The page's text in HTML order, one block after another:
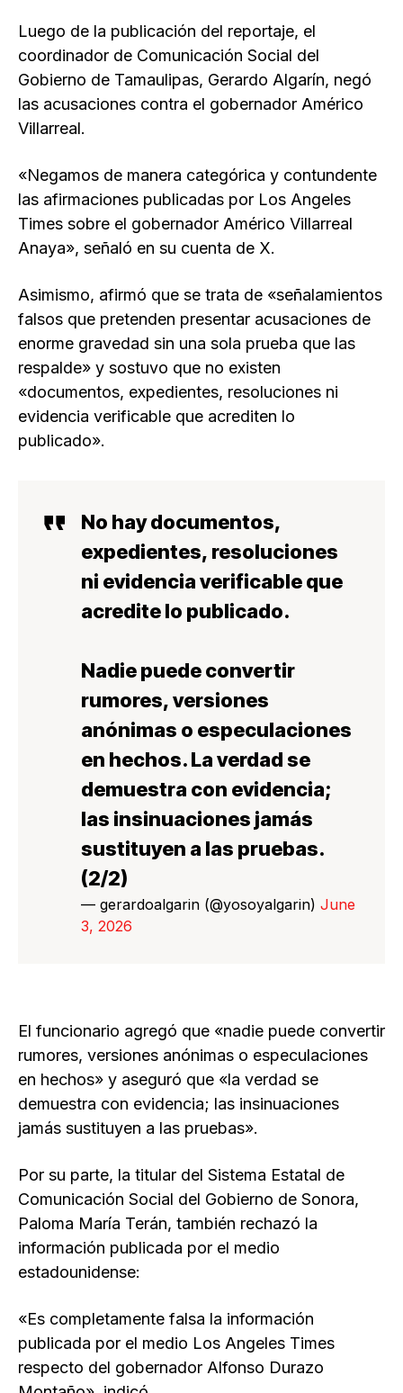
Luego de la publicación del reportaje, el
coordinador de Comunicación Social del
Gobierno de Tamaulipas, Gerardo Algarín, negó
las acusaciones contra el gobernador Américo
Villarreal.
«Negamos de manera categórica y contundente
las afirmaciones publicadas por Los Angeles
Times sobre el gobernador Américo Villarreal
Anaya», señaló en su cuenta de X.
Asimismo, afirmó que se trata de «señalamientos
falsos que pretenden presentar acusaciones de
enorme gravedad sin una sola prueba que las
respalde» y sostuvo que no existen
«documentos, expedientes, resoluciones ni
evidencia verificable que acrediten lo
publicado».
No hay documentos,
expedientes, resoluciones
ni evidencia verificable que
acredite lo publicado.
Nadie puede convertir
rumores, versiones
anónimas o especulaciones
en hechos. La verdad se
demuestra con evidencia;
las insinuaciones jamás
sustituyen a las pruebas.
(2/2)
— gerardoalgarin (@yosoyalgarin) June
3, 2026
El funcionario agregó que «nadie puede convertir
rumores, versiones anónimas o especulaciones
en hechos» y aseguró que «la verdad se
demuestra con evidencia; las insinuaciones
jamás sustituyen a las pruebas».
Por su parte, la titular del Sistema Estatal de
Comunicación Social del Gobierno de Sonora,
Paloma María Terán, también rechazó la
información publicada por el medio
estadounidense:
«Es completamente falsa la información
publicada por el medio Los Angeles Times
respecto del gobernador Alfonso Durazo